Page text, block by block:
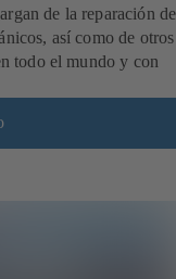
de la reparación
así como de otros
todo el mundo y con